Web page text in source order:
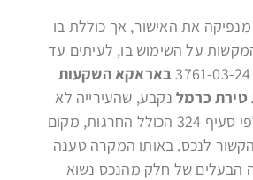
את האישור, אך כוללת בו
על השימוש בו, לעיתים עד
באראקא השקעות
טירת כרמל נקבע, שהעירייה לא
רשאית להנפיק אישור לפי סעיף 324 הכולל החרגות, מקום
הקשור לנכס. באותו המקרה טענה
הבעלים של חלק מהנכס נשוא